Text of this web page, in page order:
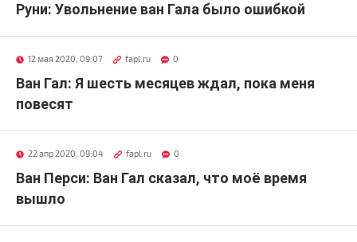
Руни: Увольнение ван Гала было ошибкой
12 мая 2020, 09:07 fapl.ru 0
Ван Гал: Я шесть месяцев ждал, пока меня
повесят
22 апр 2020, 09:04 fapl.ru 0
Ван Перси: Ван Гал сказал, что моё время
вышло